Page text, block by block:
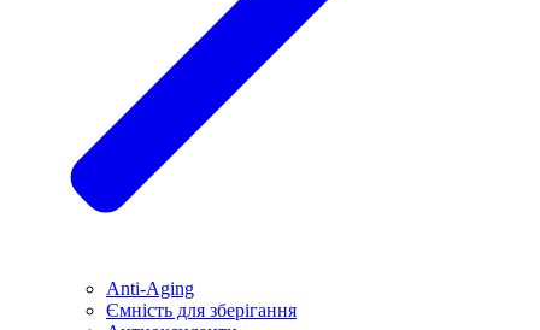
Anti-Aging
Ємність для зберігання